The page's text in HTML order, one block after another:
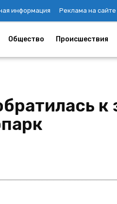
информация Реклама на сайте
Общество Происшествия